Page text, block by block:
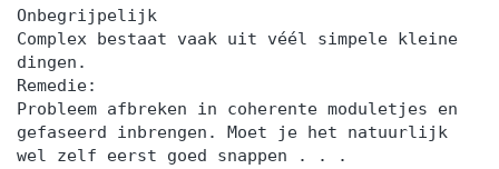
Onbegrijpelijk
Complex bestaat vaak uit véél simpele kleine
dingen.
Remedie:
Probleem afbreken in coherente moduletjes en
gefaseerd inbrengen. Moet je het natuurlijk
wel zelf eerst goed snappen . . .